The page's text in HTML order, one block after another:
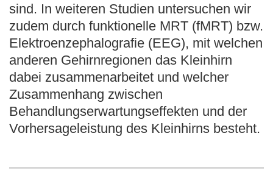
sind. In weiteren Studien untersuchen wir
zudem durch funktionelle MRT (fMRT) bzw.
Elektroenzephalografie (EEG), mit welchen
anderen Gehirnregionen das Kleinhirn
dabei zusammenarbeitet und welcher
Zusammenhang zwischen
Behandlungserwartungseffekten und der
Vorhersageleistung des Kleinhirns besteht.